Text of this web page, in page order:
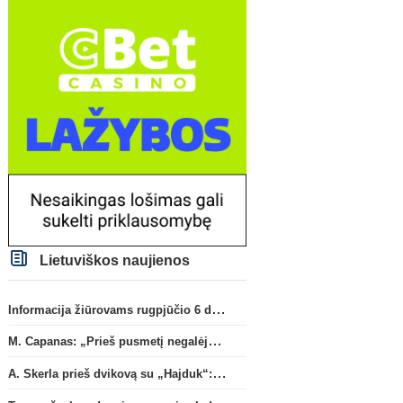
Lietuviškos naujienos
Informacija žiūrovams rugpjūčio 6 d. UEFA rungtynėms
M. Capanas: „Prieš pusmetį negalėjau net įsivaizduoti, kad žaisime prieš „Hajduk“
A. Skerla prieš dvikovą su „Hajduk“: „Tai kito kalibro komanda“